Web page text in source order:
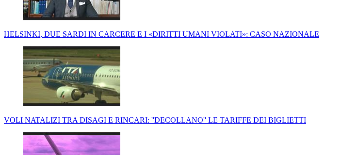
HELSINKI, DUE SARDI IN CARCERE E I «DIRITTI UMANI VIOLATI»: CASO NAZIONALE
VOLI NATALIZI TRA DISAGI E RINCARI: ''DECOLLANO'' LE TARIFFE DEI BIGLIETTI